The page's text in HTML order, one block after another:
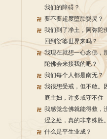
我们的障碍？
要不要超度堕胎婴灵？
我们到了净土，阿弥陀
回到娑婆世界来吗？
我现在就想一心念佛，
陀佛会来接我的吧？
我们每个人都是南无？
我很想受戒，但不敢。
庭主妇，许多戒守不住
我感觉念佛就能得救，
涩之处，真的非常殊胜。
什么是平生业成？